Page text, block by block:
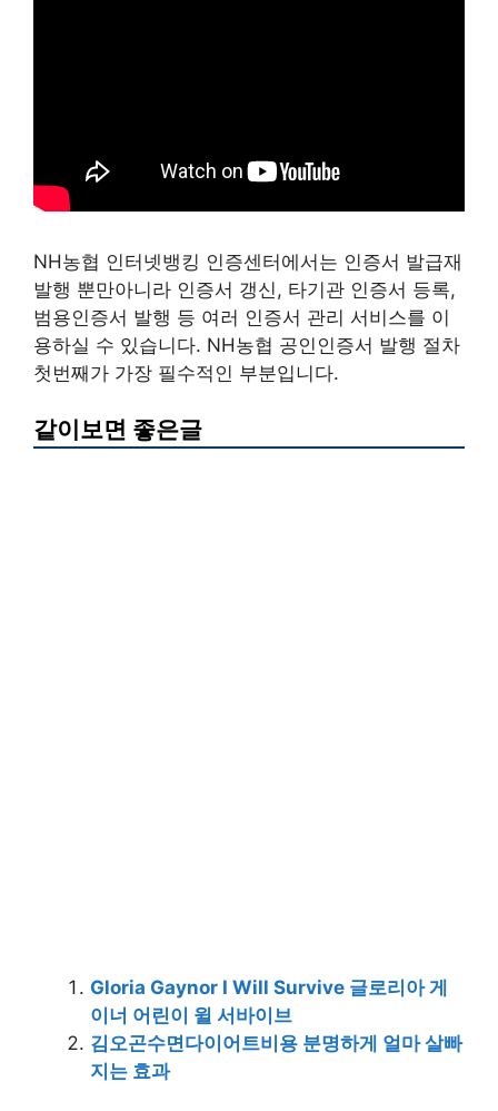
NH농협 인터넷뱅킹 인증센터에서는 인증서 발급재
발행 뿐만아니라 인증서 갱신, 타기관 인증서 등록,
범용인증서 발행 등 여러 인증서 관리 서비스를 이
용하실 수 있습니다. NH농협 공인인증서 발행 절차
첫번째가 가장 필수적인 부분입니다.
같이보면 좋은글
Gloria Gaynor I Will Survive 글로리아 게
이너 어린이 윌 서바이브
김오곤수면다이어트비용 분명하게 얼마 살빠
지는 효과